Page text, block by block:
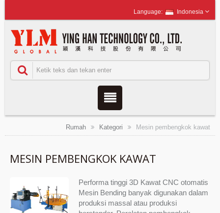
Indonesia
Rumah Kategori Mesin pembengkok kawat
MESIN PEMBENGKOK KAWAT
Performa tinggi 3D Kawat CNC otomatis
Mesin Bending banyak digunakan dalam
produksi massal atau produksi